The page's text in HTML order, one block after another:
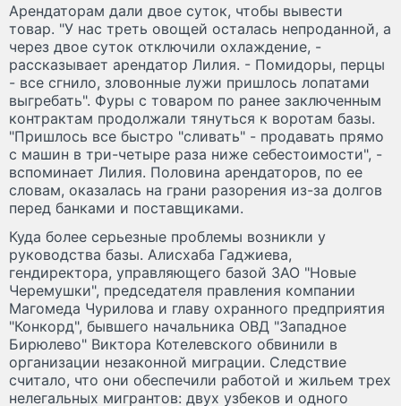
Арендаторам дали двое суток, чтобы вывести
товар. "У нас треть овощей осталась непроданной, а
через двое суток отключили охлаждение, -
рассказывает арендатор Лилия. - Помидоры, перцы
- все сгнило, зловонные лужи пришлось лопатами
выгребать". Фуры с товаром по ранее заключенным
контрактам продолжали тянуться к воротам базы.
"Пришлось все быстро "сливать" - продавать прямо
с машин в три-четыре раза ниже себестоимости", -
вспоминает Лилия. Половина арендаторов, по ее
словам, оказалась на грани разорения из-за долгов
перед банками и поставщиками.
Куда более серьезные проблемы возникли у
руководства базы. Алисхаба Гаджиева,
гендиректора, управляющего базой ЗАО "Новые
Черемушки", председателя правления компании
Магомеда Чурилова и главу охранного предприятия
"Конкорд", бывшего начальника ОВД "Западное
Бирюлево" Виктора Котелевского обвинили в
организации незаконной миграции. Следствие
считало, что они обеспечили работой и жильем трех
нелегальных мигрантов: двух узбеков и одного